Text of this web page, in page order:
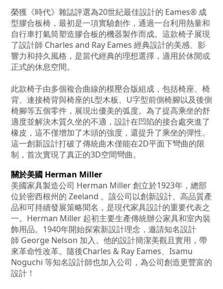
榮獲《時代》雜誌評選為20世紀最佳設計的 Eames® 成
型膠合板椅，最初是一項實驗創作，通過一台利用熱量和
自行車打氣筒塑造膠合板的機器製作而成。這款椅子展現
了設計師 Charles and Ray Eames 經典設計的美感、影
響力和持久風格，是當代經典的理想選擇，適用於休閒或
正式的休息空間。
此款椅子由多個複合曲線的模壓合版組成，包括椅座、椅
背、連接椅背與椅座的L型木板、U字型前側椅腳以及後側
椅腳等五個零件，展現出優美的弧度。為了提高乘坐的舒
適度並解決木質久坐的不適，設計在凹陷的接合處夾進了
橡皮，這不僅增加了木頭的強度，還提升了乘坐的彈性。
這一創新設計打破了傳統曲木僅能在2D平面下彎曲的限
制，首次實現了真正的3D空間彎曲。
關於美國 Herman Miller
美國家具製造公司 Herman Miller創立於1923年，總部
位於密西根州的 Zeeland 。該公司以創新設計、高品質產
品和可持續發展策略聞名，是現代家具設計的重要代表之
一。 Herman Miller 起初主要生產傳統辦公家具和室內裝
飾用品。 1940年開始探索新設計理念，邀請知名設計
師 George Nelson 加入。他的設計簡潔美觀且實用，帶
來革命性改革。隨後Charles & Ray Eames、 Isamu
Noguchi 等知名設計師也加入公司，為公司創造更豐富的
設計！